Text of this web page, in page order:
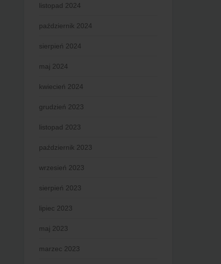
listopad 2024
październik 2024
sierpień 2024
maj 2024
kwiecień 2024
grudzień 2023
listopad 2023
październik 2023
wrzesień 2023
sierpień 2023
lipiec 2023
maj 2023
marzec 2023